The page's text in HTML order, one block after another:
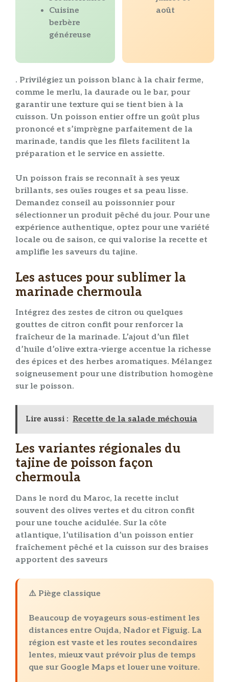
Cuisine
berbère
généreuse
août
. Privilégiez un poisson blanc à la chair ferme,
comme le merlu, la daurade ou le bar, pour
garantir une texture qui se tient bien à la
cuisson. Un poisson entieroffre un goût plus
prononcé et s’imprègne parfaitement de la
marinade, tandis que les filets facilitent la
préparation et le service en assiette.
Un poisson frais se reconnaît à ses yeux
brillants, ses ouïes rouges et sa peau lisse.
Demandez conseil au poissonnier pour
sélectionner un produit pêché du jour. Pour une
expérience authentique, optez pour une variété
locale ou de saison, ce qui valorise la recette et
amplifie les saveurs du tajine.
Les astuces pour sublimer la
marinade chermoula
Intégrez des zestes de citron ou quelques
gouttes de citron confit pour renforcer la
fraîcheur de la marinade. L’ajout d’un filet
d’huile d’olive extra-vierge accentue la richesse
des épices et des herbes aromatiques. Mélangez
soigneusement pour une distribution homogène
sur le poisson.
Lire aussi : Recette de la salade méchouia
Les variantes régionales du
tajine de poisson façon
chermoula
Dans le nord du Maroc, la recette inclut
souvent des olives vertes et du citron confit
pour une touche acidulée. Sur la côte
atlantique, l’utilisation d’un poisson entier
fraîchement pêché et la cuisson sur des braises
apportent des saveurs
⚠️ Piège classique
Beaucoup de voyageurs sous-estiment les
distances entre Oujda, Nador et Figuig. La
région est vaste et les routes secondaires
lentes, mieux vaut prévoir plus de temps
que sur Google Maps et louer une voiture.